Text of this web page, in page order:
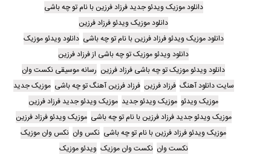
دانلود موزیک ویدئو جدید فرزاد فرزین با نام تو چه باشی
دانلود موزیک ویدئو فرزاد فرزین
دانلود موزیک ویدئو فرزاد فرزین با نام تو چه باشی دانلود ویدئو موزیک
دانلود ویدئو موزیک تو چه باشی از فرزاد فرزین
دانلود ویدئو موزیک تو چه باشی فرزاد فرزین رسانه موسیقی نکست وان
سایت دانلود آهنگ فرزاد فرزین فرزاد فرزین آهنگ تو چه باشی موزیک جدید
موزیک ویدئو موزیک ویدئو جدید موزیک ویدئو جدید فرزاد فرزین
موزیک ویدئو جدید فرزاد فرزین با نام تو چه باشی موزیک ویدئو فرزاد فرزین
موزیک ویدئو فرزاد فرزین با نام تو چه باشی نکس وان نکس وان موزیک
نکست وان نکست وان موزیک ویدئو موزیک